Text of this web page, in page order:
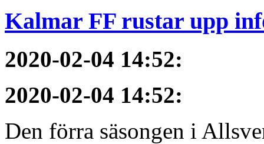
Kalmar FF rustar upp
2020-02-04 14:52:
2020-02-04 14:52:
Den förra säsongen i